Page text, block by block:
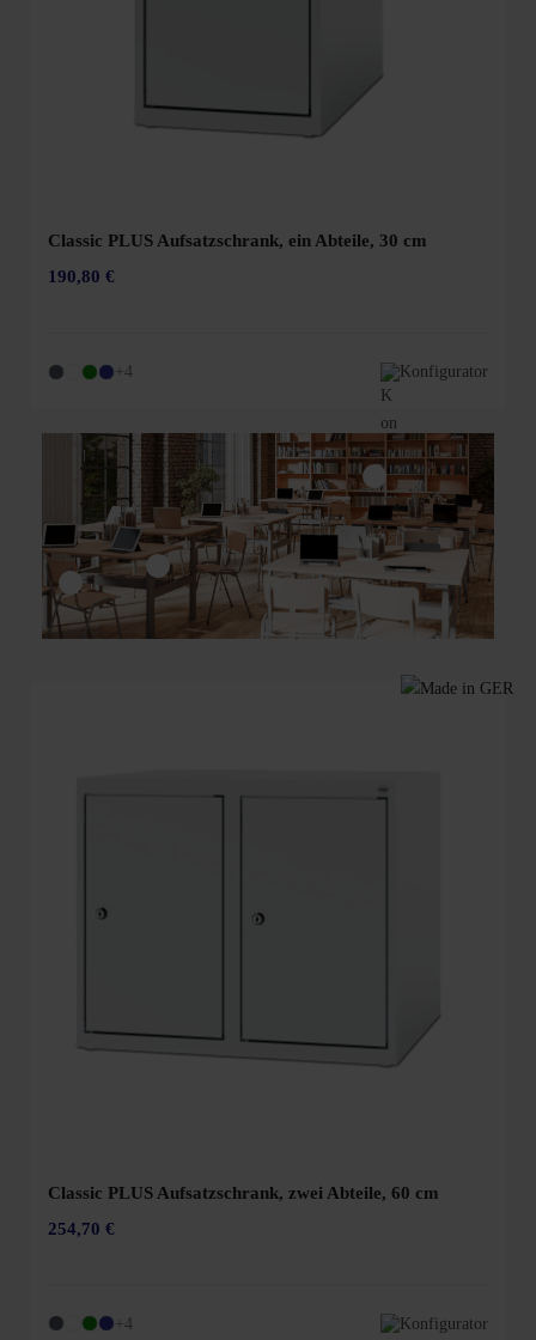
Classic PLUS Aufsatzschrank, ein Abteile, 30 cm
190,80 €
+4 Konfigurator
Classic PLUS Aufsatzschrank, zwei Abteile, 60 cm
254,70 €
+4 Konfigurator